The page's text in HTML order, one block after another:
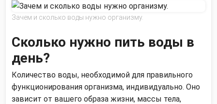
Зачем и сколько воды нужно организму.
Сколько нужно пить воды в
день?
Количество воды, необходимой для правильного
функционирования организма, индивидуально. Оно
зависит от вашего образа жизни, массы тела,